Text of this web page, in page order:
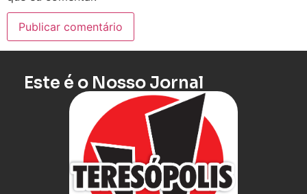
Este é o Nosso Jornal